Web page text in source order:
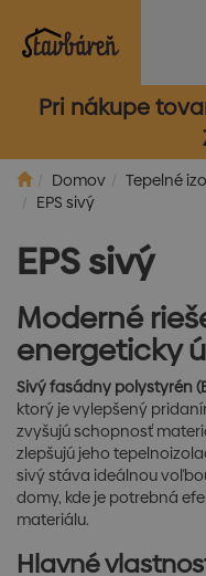
Pri nákupe
Domov Tepelné
EPS sivý
EPS sivý
Moderné
energeticky
Sivý fasádny polystyrén
ktorý je vylepšený
zvyšujú schopnosť
zlepšujú jeho
sivý stáva ideálnou
domy, kde je potrebná
materiálu.
Hlavné